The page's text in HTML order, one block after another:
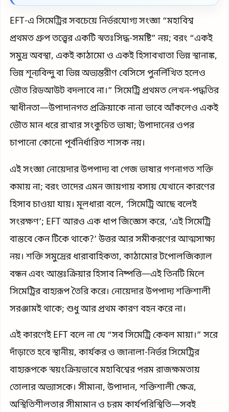
EFT-এ সিমেট্রির সবচেয়ে নির্ভরযোগ্য সংজ্ঞা “মহাবিশ্ব
প্রথমত গ্রুপ তত্ত্বের একটি স্বতঃসিদ্ধ-সমষ্টি” নয়; বরং “একই
সমুদ্র অবস্থা, একই কাঠামো ও একই হিসাবখাতা ভিন্ন স্থানাঙ্ক,
ভিন্ন শূন্যবিন্দু বা ভিন্ন অভ্যন্তরীণ বেসিসে পুনর্লিখিত হলেও
ভৌত রিডআউট বদলাবে না।” সিমেট্রি প্রথমত লেখন-পদ্ধতির
স্বাধীনতা—উপাদানগত প্রক্রিয়াকে নানা ভাবে আঁকলেও একই
ভৌত মান ধরে রাখার সংকুচিত ভাষা; উপাদানের ওপর
চাপানো কোনো পূর্বনির্ধারিত শাসক নয়।
এই সংজ্ঞা নোয়েদার উপপাদ্য বা গেজ ভাষার গণনাগত শক্তি
কমায় না; বরং তাদের এমন জায়গায় বসায় যেখানে কারণের
হিসাব চাওয়া যায়। মূলধারা বলে, ‘সিমেট্রি আছে বলেই
সংরক্ষণ’; EFT আরও এক ধাপ জিজ্ঞেস করে, ‘এই সিমেট্রি
বাস্তবে কেন টিকে থাকে?’ উত্তর আর সমীকরণের আত্মসাক্ষ্য
নয়। শক্তি সমুদ্রের ধারাবাহিকতা, কাঠামোর টপোলজিক্যাল
বন্ধন এবং আন্তঃক্রিয়ার হিসাব নিষ্পত্তি—এই তিনটি মিলে
সিমেট্রির বাহ্যরূপ তৈরি করে। নোয়েদার উপপাদ্য শক্তিশালী
সরঞ্জামই থাকে; শুধু আর প্রথম কারণ বহন করে না।
এই কারণেই EFT বলে না যে “সব সিমেট্রি কেবল মায়া।” সরে
দাঁড়াতে হবে স্থানীয়, কার্যকর ও জানালা-নির্ভর সিমেট্রির
বাহ্যরূপকে স্বয়ংক্রিয়ভাবে মহাবিশ্বের পরম রাজক্ষমতায়
তোলার অভ্যাসকে। সীমানা, উপাদান, শক্তিশালী ক্ষেত্র,
অস্থিতিশীলতার সীমামান ও চরম কার্যপরিস্থিতি—সবই